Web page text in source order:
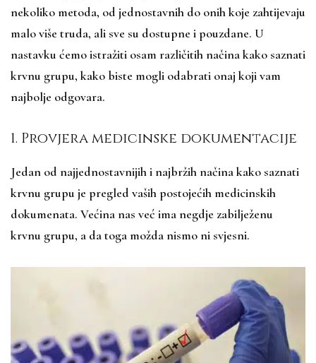
nekoliko metoda, od jednostavnih do onih koje zahtijevaju
malo više truda, ali sve su dostupne i pouzdane. U
nastavku ćemo istražiti osam različitih načina kako saznati
krvnu grupu, kako biste mogli odabrati onaj koji vam
najbolje odgovara.
1. Provjera medicinske dokumentacije
Jedan od najjednostavnijih i najbržih načina kako saznati
krvnu grupu je pregled vaših postojećih medicinskih
dokumenata. Većina nas već ima negdje zabilježenu
krvnu grupu, a da toga možda nismo ni svjesni.